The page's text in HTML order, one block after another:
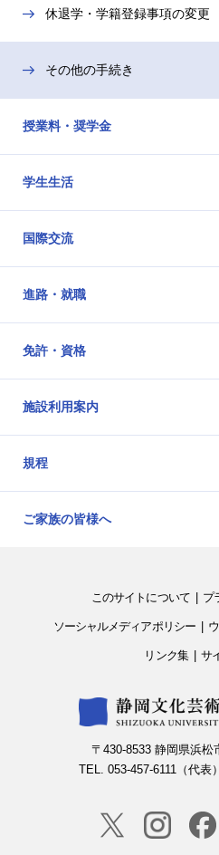
休退学・学籍登録事項の変更
その他の手続き
授業料・奨学金
学生生活
国際交流
進路・就職
免許・資格
施設利用案内
規程
ご家族の皆様へ
このサイトについて プ
ソーシャルメディアポリシー
リンク集 サ
〒430-8533 静岡県浜松
TEL. 053-457-6111（代表